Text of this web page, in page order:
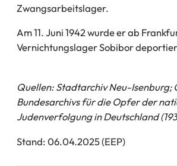
Zwangsarbeitslager.
Am 11. Juni 1942 wurde er ab
Vernichtungslager Sobibor
Quellen: Stadtarchiv Neu-Isenburg;
Bundesarchivs für die Opfer der
Judenverfolgung in Deutschland
Stand: 06.04.2025 (EEP)